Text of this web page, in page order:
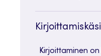
Kirjoittaminen